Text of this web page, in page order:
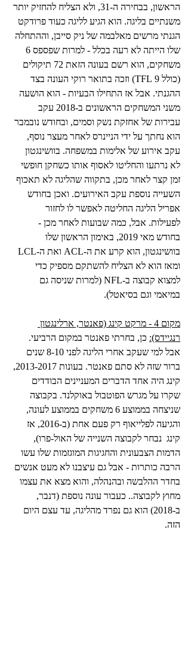
הראשון, בבחירה ה-31, ולא הצליח להחזיק יותר
משנתיים בליגה. הוא הגיע לליגה כעוד פרודקט
הגנתי מרשים מאלבמה של ניק סייבן, וההתחלה
משחקים, הוא רשם בעונה הזאת 72 תיקולים
(כולל 9 TFL) וזכה בתואר רוקי העונה בצד
ההגנתי. אבל אז התחילו הבעיות - הוא הושעה
משני המשחקים הראשונים ב-2018 עקב
עבירות של אחזקת נשק וסמים, ובחודש נובמבר
הוא נחתך על ידי הניינרס לאחר מעצר נוסף,
עקב אירוע של אלימות במשפחה. בוושינגטון
לא נרתעו והחליטו לאסוף אותו כשחקן חופשי
זמן קצר לאחר מכן, בתקווה שהליגה לא תאכוף
השעייה נוספת עקב האירועים. ואכן בחודש
אפריל הליגה החליטה לאפשר לו לחזור
לפעילות. אבל, כמה שבועות לאחר מכן -
בחודש מאי 2019, באימון הראשון שלו
ומאז הוא לא הצליח להשתקם מספיק כדי
למצוא קבוצה ב-NFL (למרות שניסה גם
במיאמי וגם בסיאטל).
מקום 4 - מרקט קינג (פאנטר, ארלינגטון
רנגיידס): כן, בחרתי פאנטר במקום הרביעי.
אבל למי שעקב אחרי הליגה לפני 8-10 שנים
ברור שזה לא סתם פאנטר. בעונות 2013-2017,
קינג היה אחד הדברים המעניינים הבודדים
שקרו על מגרש הפוטבול באוקלנד. בקבוצה
שניצחה בממוצע 6 משחקים בממוצע לעונה,
והגיעה לפלייאוף רק פעם אחת (ב-2016, אז
קינג  נבחר לקבוצה השנייה של האול-פרו),
הדמות הצבעונית והחגיגות המוגזמות שלו עשו
הרבה כותרות - אבל גם עיצבנו לא מעט אנשים
בחדר ההלבשה ובהנהלה, והוא מצא את עצמו
מחוץ לקבוצה.. כעבור עונה נוספת (דנבר,
ב-2018) הוא גם נפרד מהליגה, עד עצם היום
הזה.